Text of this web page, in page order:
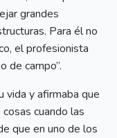
grandes
Para él no
el profesionista
de campo”.
vida y afirmaba que
cuando las
que en uno de los